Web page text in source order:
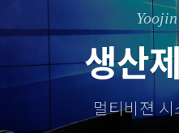
생산
멀티비젼